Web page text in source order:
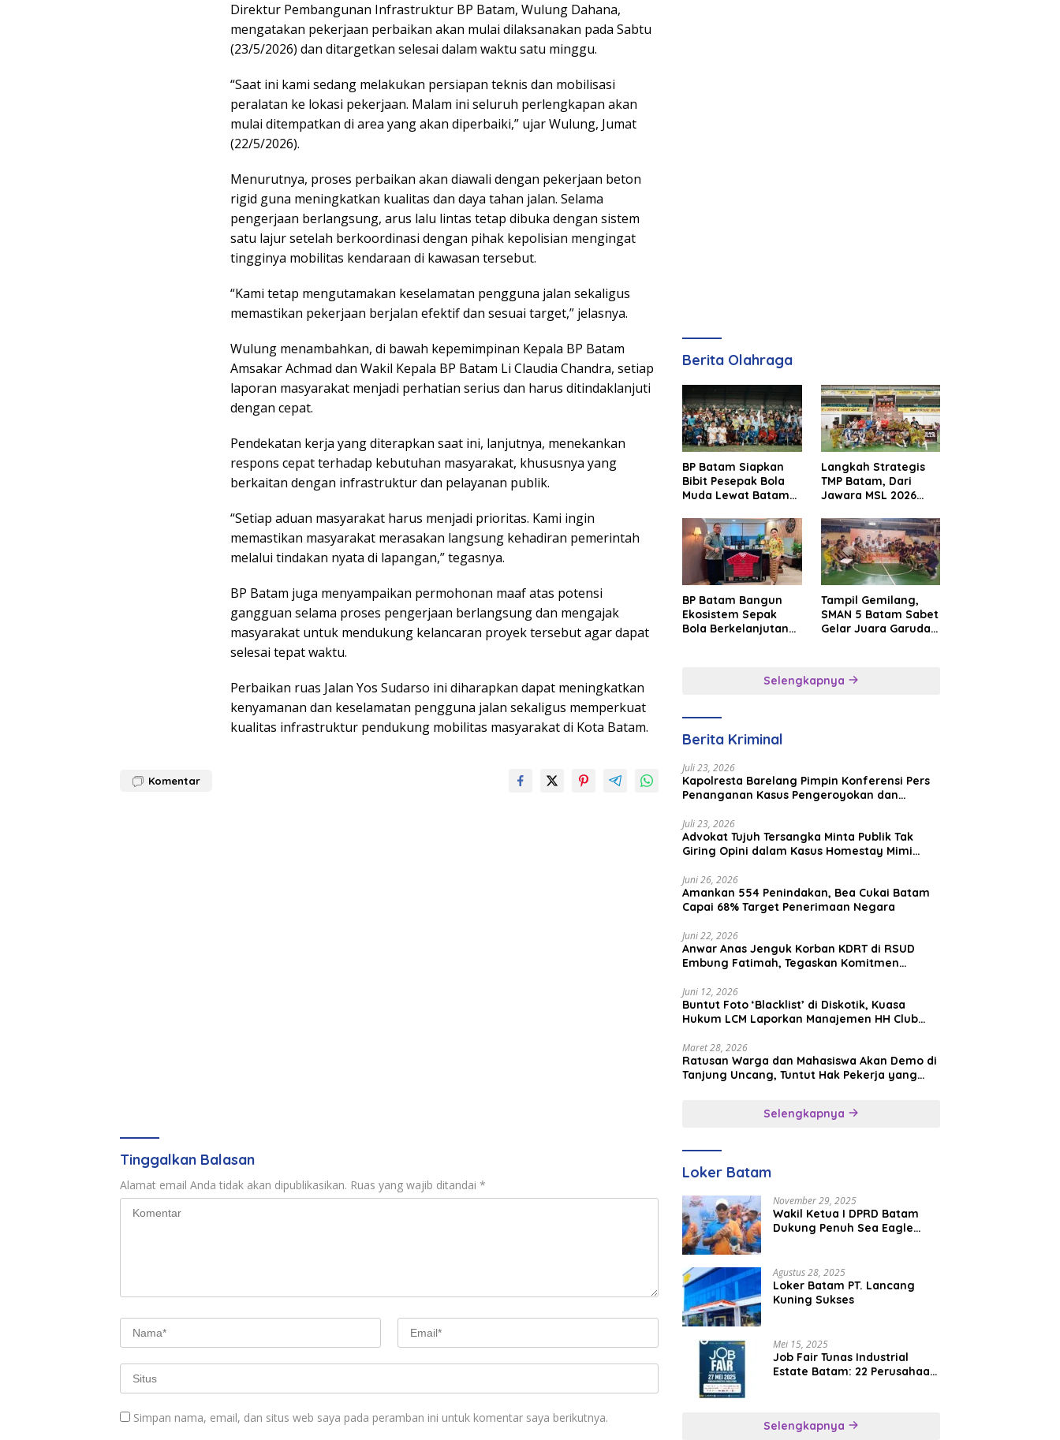
Direktur Pembangunan Infrastruktur BP Batam, Wulung Dahana,
mengatakan pekerjaan perbaikan akan mulai dilaksanakan pada Sabtu
(23/5/2026) dan ditargetkan selesai dalam waktu satu minggu.
“Saat ini kami sedang melakukan persiapan teknis dan mobilisasi
peralatan ke lokasi pekerjaan. Malam ini seluruh perlengkapan akan
mulai ditempatkan di area yang akan diperbaiki,” ujar Wulung, Jumat
(22/5/2026).
Menurutnya, proses perbaikan akan diawali dengan pekerjaan beton
rigid guna meningkatkan kualitas dan daya tahan jalan. Selama
pengerjaan berlangsung, arus lalu lintas tetap dibuka dengan sistem
satu lajur setelah berkoordinasi dengan pihak kepolisian mengingat
tingginya mobilitas kendaraan di kawasan tersebut.
“Kami tetap mengutamakan keselamatan pengguna jalan sekaligus
memastikan pekerjaan berjalan efektif dan sesuai target,” jelasnya.
Wulung menambahkan, di bawah kepemimpinan Kepala BP Batam
Amsakar Achmad dan Wakil Kepala BP Batam Li Claudia Chandra, setiap
laporan masyarakat menjadi perhatian serius dan harus ditindaklanjuti
dengan cepat.
Pendekatan kerja yang diterapkan saat ini, lanjutnya, menekankan
respons cepat terhadap kebutuhan masyarakat, khususnya yang
berkaitan dengan infrastruktur dan pelayanan publik.
“Setiap aduan masyarakat harus menjadi prioritas. Kami ingin
memastikan masyarakat merasakan langsung kehadiran pemerintah
melalui tindakan nyata di lapangan,” tegasnya.
BP Batam juga menyampaikan permohonan maaf atas potensi
gangguan selama proses pengerjaan berlangsung dan mengajak
masyarakat untuk mendukung kelancaran proyek tersebut agar dapat
selesai tepat waktu.
Perbaikan ruas Jalan Yos Sudarso ini diharapkan dapat meningkatkan
kenyamanan dan keselamatan pengguna jalan sekaligus memperkuat
kualitas infrastruktur pendukung mobilitas masyarakat di Kota Batam.
Komentar
Tinggalkan Balasan
Alamat email Anda tidak akan dipublikasikan. Ruas yang wajib ditandai *
Simpan nama, email, dan situs web saya pada peramban ini untuk komentar saya berikutnya.
Berita Olahraga
BP Batam Siapkan
Bibit Pesepak Bola
Muda Lewat Batam
Grassroot Football
Festival 2026
Langkah Strategis
TMP Batam, Dari
Jawara MSL 2026
Internasional
BP Batam Bangun
Ekosistem Sepak
Bola Berkelanjutan
Tampil Gemilang,
SMAN 5 Batam Sabet
Gelar Juara Garuda
Selengkapnya
Berita Kriminal
Juli 23, 2026
Kapolresta Barelang Pimpin Konferensi Pers
Penanganan Kasus Pengeroyokan dan
Juli 23, 2026
Advokat Tujuh Tersangka Minta Publik Tak
Giring Opini dalam Kasus Homestay Mimi
Juni 26, 2026
Amankan 554 Penindakan, Bea Cukai Batam
Capai 68% Target Penerimaan Negara
Juni 22, 2026
Anwar Anas Jenguk Korban KDRT di RSUD
Embung Fatimah, Tegaskan Komitmen
Juni 12, 2026
Buntut Foto ‘Blacklist’ di Diskotik, Kuasa
Hukum LCM Laporkan Manajemen HH Club
Maret 28, 2026
Ratusan Warga dan Mahasiswa Akan Demo di
Tanjung Uncang, Tuntut Hak Pekerja yang
Selengkapnya
Loker Batam
November 29, 2025
Wakil Ketua I DPRD Batam
Dukung Penuh Sea Eagle
Agustus 28, 2025
Loker Batam PT. Lancang
Kuning Sukses
Mei 15, 2025
Job Fair Tunas Industrial
Estate Batam: 22 Perusahaan
Selengkapnya